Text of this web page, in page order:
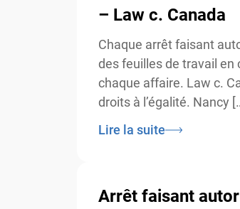
– Law c. Canada
Chaque arrêt faisant
des feuilles de travail en
chaque affaire. Law c.
droits à l’égalité. Nancy
Lire la suite
Arrêt faisant